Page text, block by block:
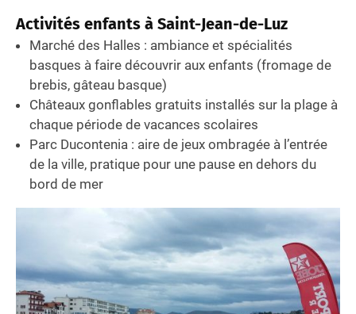
Activités enfants à Saint-Jean-de-Luz
Marché des Halles : ambiance et spécialités
basques à faire découvrir aux enfants (fromage de
brebis, gâteau basque)
Châteaux gonflables gratuits installés sur la plage à
chaque période de vacances scolaires
Parc Ducontenia : aire de jeux ombragée à l’entrée
de la ville, pratique pour une pause en dehors du
bord de mer